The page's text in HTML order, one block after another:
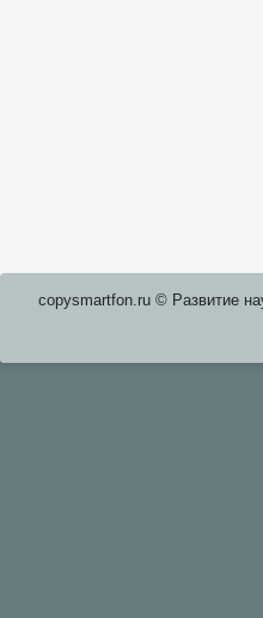
copysmartfon.ru © Развитие